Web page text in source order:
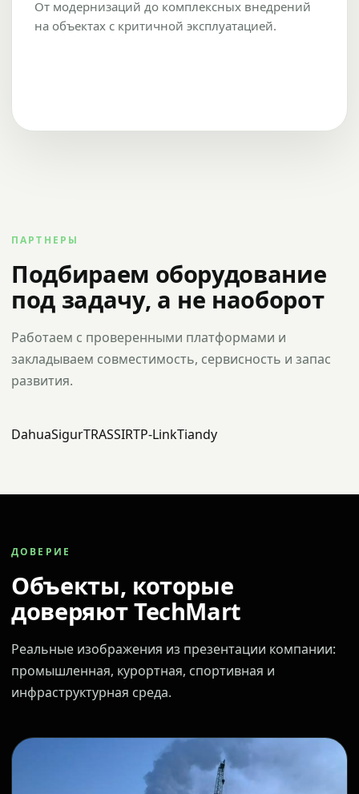
От модернизаций до комплексных внедрений
на объектах с критичной эксплуатацией.
ПАРТНЕРЫ
Подбираем оборудование
под задачу, а не наоборот
Работаем с проверенными платформами и
закладываем совместимость, сервисность и запас
развития.
DahuaSigurTRASSIRTP-LinkTiandy
ДОВЕРИЕ
Объекты, которые
доверяют TechMart
Реальные изображения из презентации компании:
промышленная, курортная, спортивная и
инфраструктурная среда.